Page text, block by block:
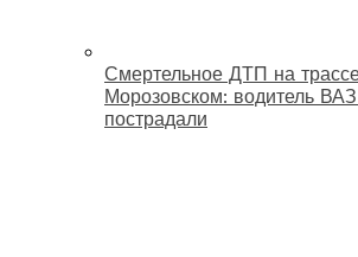
Смертельное ДТП на
Морозовском: водитель
пострадали